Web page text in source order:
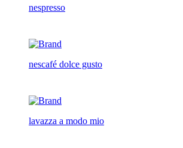
nespresso
nescafé dolce gusto
lavazza a modo mio